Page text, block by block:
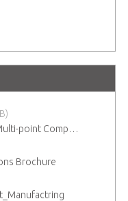
ADLINK's Single Latch Activated Multi-point Comparison Solution Significantly Reduces the Cost of Passive Component Factories
Brochure